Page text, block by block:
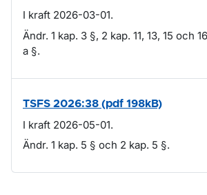
I kraft 2026-03-01.
Ändr. 1 kap. 3 §, 2 kap. 11, 13, 15 och
a §.
TSFS 2026:38 (pdf 198kB)
I kraft 2026-05-01.
Ändr. 1 kap. 5 § och 2 kap. 5 §.